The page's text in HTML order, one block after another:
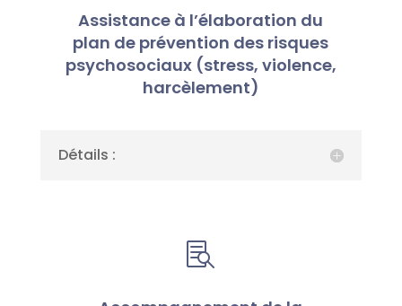
Assistance à l’élaboration du
plan de prévention des risques
psychosociaux (stress, violence,
harcèlement)
Détails :
